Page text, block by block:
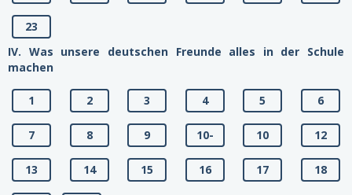
23
IV. Was unsere deutschen Freunde alles in der Schule
machen
1 2 3 4 5 6
7 8 9 10- 10 12
13 14 15 16 17 18